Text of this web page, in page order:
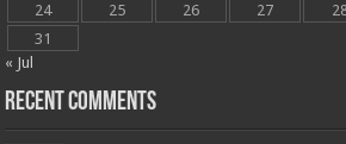
24
25 26 27
31
« Jul
Recent Comments